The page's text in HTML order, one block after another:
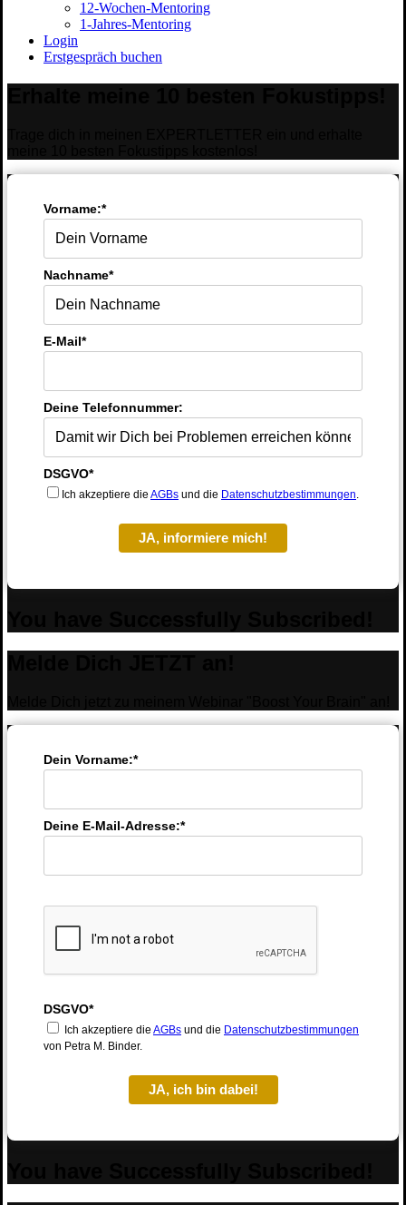
12-Wochen-Mentoring
1-Jahres-Mentoring
Login
Erstgespräch buchen
Vorname:*
Nachname*
E-Mail*
Deine Telefonnummer:
DSGVO*
Ich akzeptiere die AGBs und die Datenschutzbestimmungen.
JA, informiere mich!
Dein Vorname:*
Deine E-Mail-Adresse:*
DSGVO*
Ich akzeptiere die AGBs und die Datenschutzbestimmungen
von Petra M. Binder.
JA, ich bin dabei!